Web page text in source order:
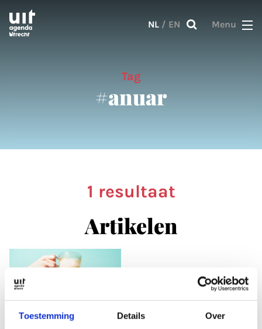
Toestemming Details Over
Skip to main content
NL / EN Menu
Tag
#anuar
1 resultaat
Artikelen